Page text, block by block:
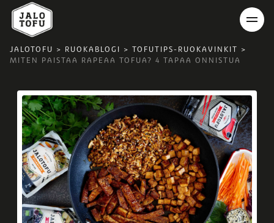
JALOTOFU > RUOKABLOGI > TOFUTIPS-RUOKAVINKIT >
MITEN PAISTAA RAPEAA TOFUA? 4 TAPAA ONNISTUA